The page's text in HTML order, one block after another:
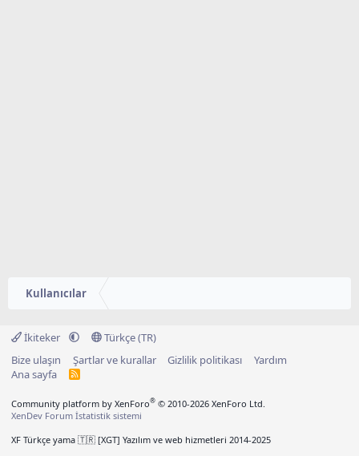
Kullanıcılar
İkiteker
Türkçe (TR)
Bize ulaşın
Şartlar ve kurallar Gizlilik politikası
Yardım
Ana sayfa
R
Community platform by XenForo® © 2010-2026 XenForo Ltd.
XenDev Forum İstatistik sistemi
XF Türkçe yama 🇹🇷 [XGT] Yazılım ve web hizmetleri 2014-2025